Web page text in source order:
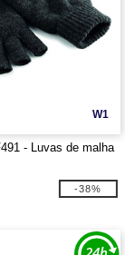
W1
- Luvas de malha
-38%